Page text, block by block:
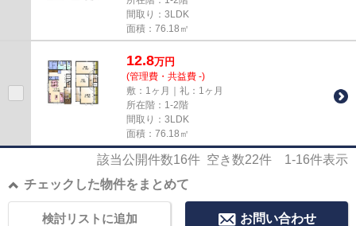
間取り：3LDK
面積：76.18㎡
12.8万円
(管理費・共益費 -)
敷：1ヶ月｜礼：1ヶ月
所在階：1-2階
間取り：3LDK
面積：76.18㎡
該当公開件数16件 空き数22件 1-16件表示
チェックした物件をまとめて
お問い合わせ
検討リストに追加